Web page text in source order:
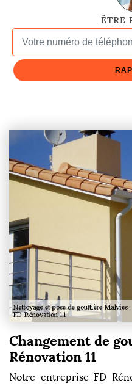
ÊTRE
Changement de
Rénovation 11
Notre entreprise FD